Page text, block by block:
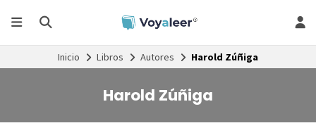
Inicio Libros Autores Harold Zúñiga
Harold Zúñiga